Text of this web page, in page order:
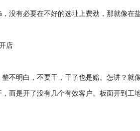
没有必要在不好的选址上费劲，那就像在
店
不明白，不要干，干了也是赔。怎讲？
而是开了没有几个有效客户。板面开到工